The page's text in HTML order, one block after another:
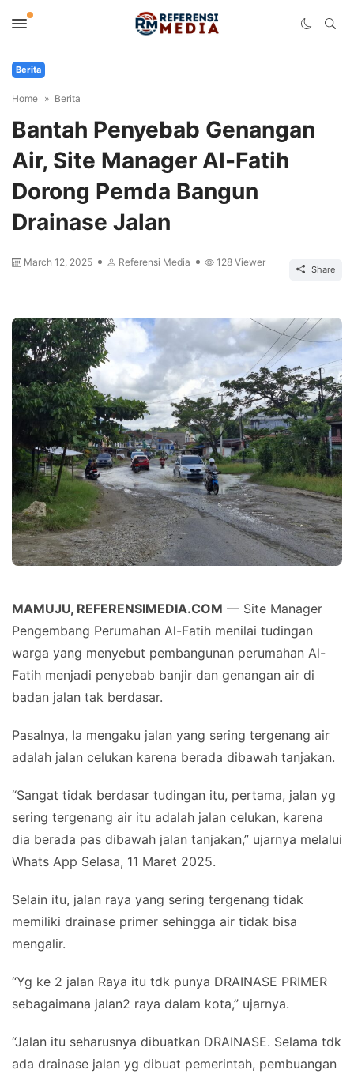
Berita
Home Berita
Bantah Penyebab Genangan
Air, Site Manager Al-Fatih
Dorong Pemda Bangun
Drainase Jalan
March 12, 2025 Referensi Media 128 Viewer
Share
MAMUJU, REFERENSIMEDIA.COM — Site Manager
Pengembang Perumahan Al-Fatih menilai tudingan
warga yang menyebut pembangunan perumahan Al-
Fatih menjadi penyebab banjir dan genangan air di
badan jalan tak berdasar.
Pasalnya, Ia mengaku jalan yang sering tergenang air
adalah jalan celukan karena berada dibawah tanjakan.
“Sangat tidak berdasar tudingan itu, pertama, jalan yg
sering tergenang air itu adalah jalan celukan, karena
dia berada pas dibawah jalan tanjakan,” ujarnya melalui
Whats App Selasa, 11 Maret 2025.
Selain itu, jalan raya yang sering tergenang tidak
memiliki drainase primer sehingga air tidak bisa
mengalir.
“Yg ke 2 jalan Raya itu tdk punya DRAINASE PRIMER
sebagaimana jalan2 raya dalam kota,” ujarnya.
“Jalan itu seharusnya dibuatkan DRAINASE. Selama tdk
ada drainase jalan yg dibuat pemerintah, pembuangan